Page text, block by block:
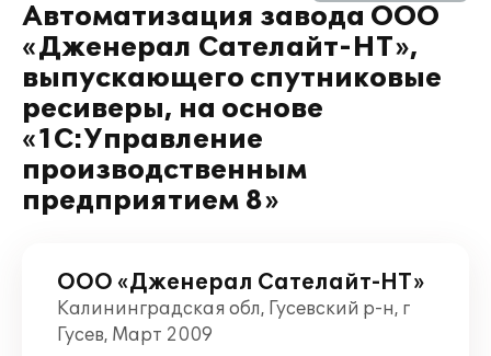
Автоматизация завода ООО
«Дженерал Сателайт-НТ»,
выпускающего спутниковые
ресиверы, на основе
«1С:Управление
производственным
предприятием 8»
ООО «Дженерал Сателайт-НТ»
Калининградская обл, Гусевский р-н, г
Гусев, Март 2009